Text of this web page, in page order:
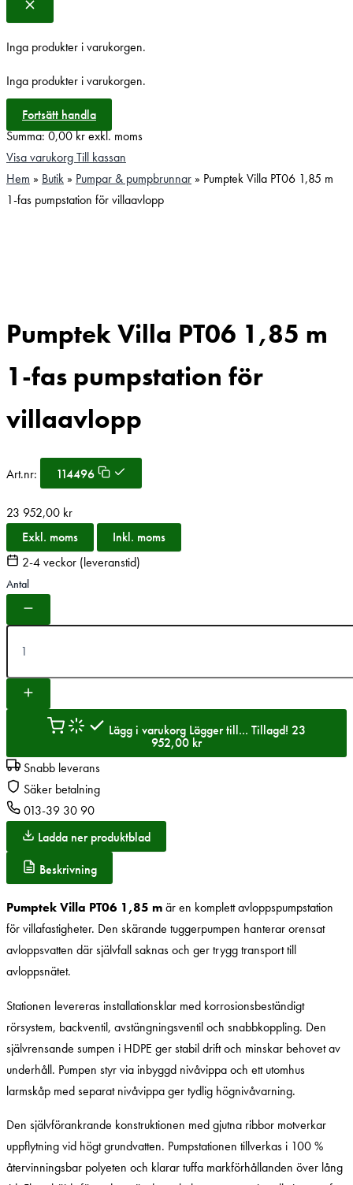
Inga produkter i varukorgen.
Inga produkter i varukorgen.
Fortsätt handla
Summa:0,00krexkl. moms
Visa varukorgTill kassan
Hem » Butik » Pumpar & pumpbrunnar » Pumptek Villa PT06 1,85 m
1-fas pumpstation för villaavlopp
Pumptek Villa PT06 1,85 m
1-fas pumpstation för
villaavlopp
Art.nr: 114496
23 952,00 kr
Exkl. moms
Inkl. moms
2-4 veckor (leveranstid)
Antal
Lägg i varukorg Lägger till... Tillagd! 23
952,00 kr
Snabb leverans
Säker betalning
013-39 30 90
Ladda ner produktblad
Beskrivning
Pumptek Villa PT06 1,85 mär en komplett avloppspumpstation
för villafastigheter. Den skärande tuggerpumpen hanterar orensat
avloppsvatten där självfall saknas och ger trygg transport till
avloppsnätet.
Stationen levereras installationsklar med korrosionsbeständigt
rörsystem, backventil, avstängningsventil och snabbkoppling. Den
självrensande sumpen i HDPE ger stabil drift och minskar behovet av
underhåll. Pumpen styr via inbyggd nivåvippa och ett utomhus
larmskåp med separat nivåvippa ger tydlig högnivåvarning.
Den självförankrande konstruktionen med gjutna ribbor motverkar
uppflytning vid högt grundvatten. Pumpstationen tillverkas i 100 %
återvinningsbar polyeten och klarar tuffa markförhållanden över lång